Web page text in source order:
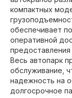
компактных
обеспечивает
оперативной
Весь автопарк
обслуживание,
надежность на
долгосрочное